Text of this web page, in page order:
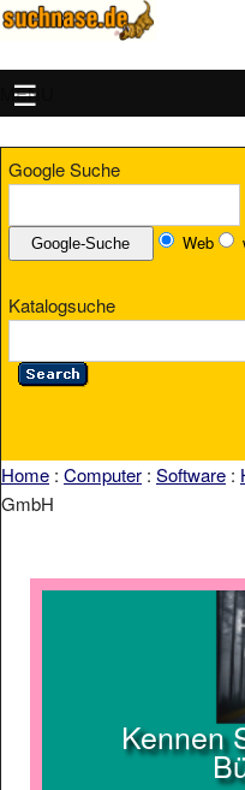
MENU
Google Suche
Web
Katalogsuche
Home : Computer : Software :
GmbH
Kennen